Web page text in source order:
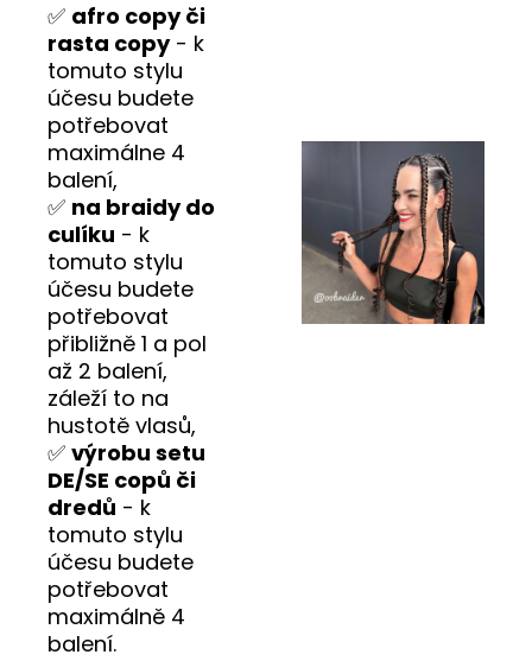
✅ afro copy či
rasta copy- k
tomuto stylu
účesu budete
potřebovat
maximálne 4
balení,
✅ na braidy do
culíku - k
tomuto stylu
účesu budete
potřebovat
přibližně 1 a pol
až 2 balení,
záleží to na
hustotě vlasů,
✅ výrobu setu
DE/SE copů či
dredů - k
tomuto stylu
účesu budete
potřebovat
maximálně 4
balení.